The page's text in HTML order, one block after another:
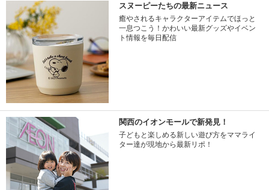
スヌーピーたちの最新ニュース
癒やされるキャラクターアイテムでほっと
一息つこう！かわいい最新グッズやイベン
ト情報を毎日配信
関西のイオンモールで新発見！
子どもと楽しめる新しい遊び方をママライ
ター達が現地から最新リポ！